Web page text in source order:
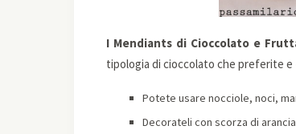
I Mendiants di Cioccolato e
tipologia di cioccolato che preferite e
Potete usare nocciole, noci,
Decorateli con scorza di